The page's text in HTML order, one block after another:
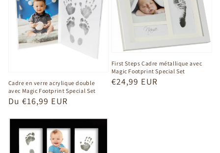
Cadre en verre acrylique double
avec Magic Footprint Special Set
Prix
Du €16,99 EUR
First Steps Cadre métallique avec
Magic Footprint Special Set
Prix
€24,99 EUR